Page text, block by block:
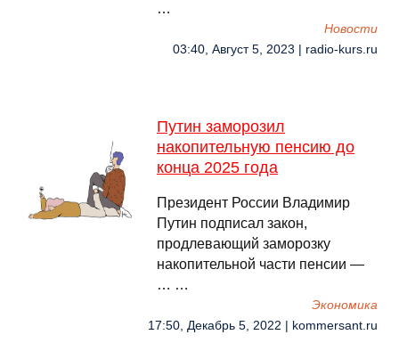
…
Новости
03:40, Август 5, 2023 | radio-kurs.ru
Путин заморозил
накопительную пенсию до
конца 2025 года
Президент России Владимир
Путин подписал закон,
продлевающий заморозку
накопительной части пенсии —
… …
Экономика
17:50, Декабрь 5, 2022 | kommersant.ru